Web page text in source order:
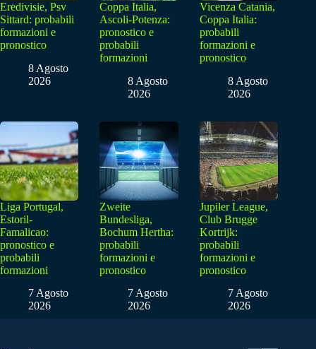
Eredivisie, Psv
Sittard: probabili
formazioni e
pronostico
8 Agosto
2026
Coppa Italia,
Ascoli-Potenza:
pronostico e
probabili
formazioni
8 Agosto
2026
Vicenza Catania,
Coppa Italia:
probabili
formazioni e
pronostico
8 Agosto
2026
Liga Portugal,
Estoril-
Famalicao:
pronostico e
probabili
formazioni
7 Agosto
2026
Zweite
Bundesliga,
Bochum Hertha:
probabili
formazioni e
pronostico
7 Agosto
2026
Jupiler League,
Club Brugge
Kortrijk:
probabili
formazioni e
pronostico
7 Agosto
2026